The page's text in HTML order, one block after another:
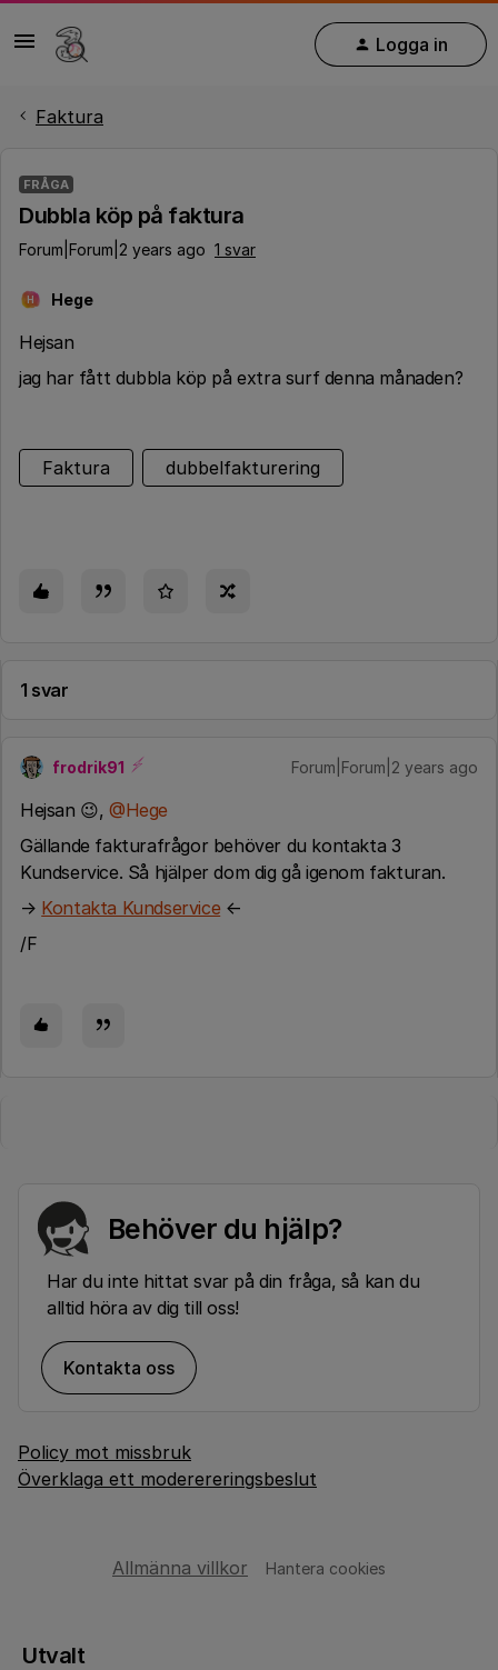
Logga in
Faktura
FRÅGA
Dubbla köp på faktura
Forum|Forum|2 years ago 1 svar
H Hege
Hejsan
jag har fått dubbla köp på extra surf denna månaden?
Faktura dubbelfakturering
1 svar
frodrik91 Forum|Forum|2 years ago
Hejsan 😉, @Hege
Gällande fakturafrågor behöver du kontakta 3
Kundservice. Så hjälper dom dig gå igenom fakturan.
→ Kontakta Kundservice←
/F
Behöver du hjälp?
Har du inte hittat svar på din fråga, så kan du
alltid höra av dig till oss!
Kontakta oss
Policy mot missbruk
Överklaga ett moderereringsbeslut
Allmänna villkor Hantera cookies
Utvalt